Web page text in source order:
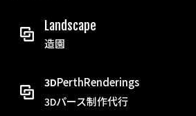
Landscape
造園
3DPerthRenderings
3Dパース制作代行